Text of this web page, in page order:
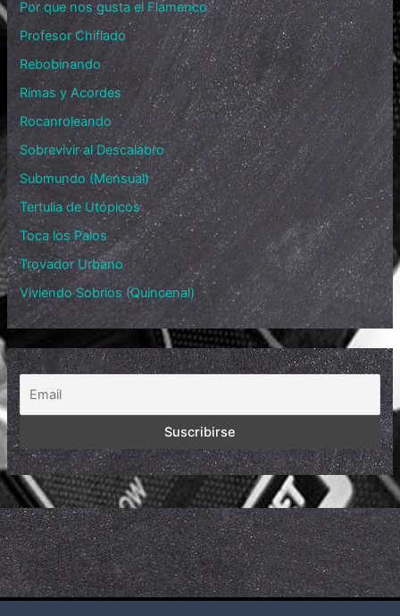
Por que nos gusta el Flamenco
Profesor Chiflado
Rebobinando
Rimas y Acordes
Rocanroleando
Sobrevivir al Descalabro
Submundo (Mensual)
Tertulia de Utópicos
Toca los Palos
Trovador Urbano
Viviendo Sobrios (Quincenal)